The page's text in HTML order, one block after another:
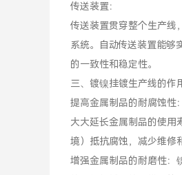
传送装置：
传送装置贯穿整个生产线
系统。自动传送装置能够
的一致性和稳定性。
三、镀镍挂镀生产线的作
提高金属制品的耐腐蚀性
大大延长金属制品的使用
境）抵抗腐蚀，减少维修
增强金属制品的耐磨性：